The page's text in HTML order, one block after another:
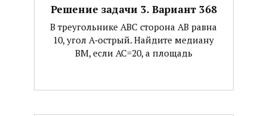
Решение задачи 3. Вариант 368
В треугольнике АВС сторона АВ равна
10, угол А‐острый. Найдите медиану
ВМ, если АС=20, а площадь